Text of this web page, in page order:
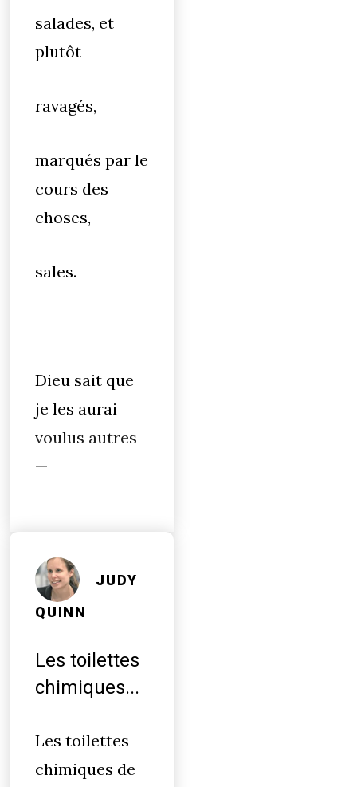
salades, et
plutôt
ravagés,
marqués par le
cours des
choses,
sales.
Dieu sait que
je les aurai
voulus autres
—
JUDY
QUINN
Les toilettes
chimiques...
Les toilettes
chimiques de